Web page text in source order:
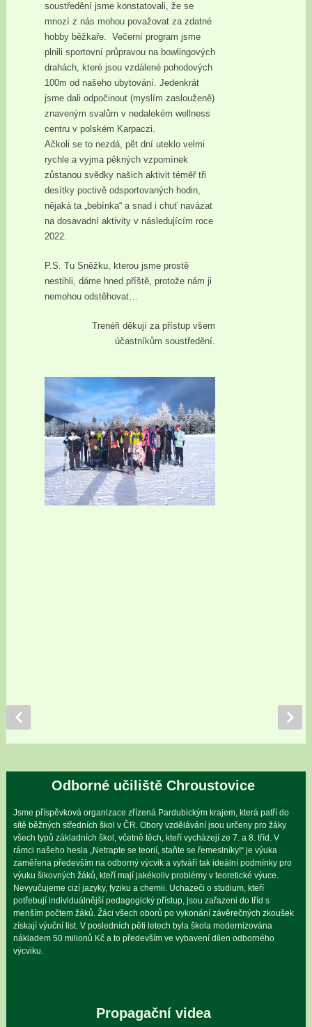
soustředění jsme konstatovali, že se
mnozí z nás mohou považovat za zdatné
hobby běžkaře. Večerní program jsme
plnili sportovní průpravou na bowlingových
drahách, které jsou vzdálené pohodových
100m od našeho ubytování. Jedenkrát
jsme dali odpočinout (myslím zaslouženě)
znaveným svalům v nedalekém wellness
centru v polském Karpaczi.
Ačkoli se to nezdá, pět dní uteklo velmi
rychle a vyjma pěkných vzpomínek
zůstanou svědky našich aktivit téměř tři
desítky poctivě odsportovaných hodin,
nějaká ta „bebínka“ a snad i chuť navázat
na dosavadní aktivity v následujícím roce
2022.
P.S. Tu Sněžku, kterou jsme prostě
nestihli, dáme hned příště, protože nám ji
nemohou odstěhovat…
Trenéři děkují za přístup všem
účastníkům soustředění.
Odborné učiliště Chroustovice
Jsme příspěvková organizace zřízená Pardubickým krajem, která patří do
sítě běžných středních škol v ČR. Obory vzdělávání jsou určeny pro žáky
všech typů základních škol, včetně těch, kteří vycházejí ze 7. a 8. tříd. V
rámci našeho hesla „Netrapte se teorií, staňte se řemeslníky!“ je výuka
zaměřena především na odborný výcvik a vytváří tak ideální podmínky pro
výuku šikovných žáků, kteří mají jakékoliv problémy v teoretické výuce.
Nevyučujeme cizí jazyky, fyziku a chemii. Uchazeči o studium, kteří
potřebují individuálnější pedagogický přístup, jsou zařazeni do tříd s
menším počtem žáků. Žáci všech oborů po vykonání závěrečných zkoušek
získají výuční list. V posledních pěti letech byla škola modernizována
nákladem 50 milionů Kč a to především ve vybavení dílen odborného
výcviku.
Propagační videa